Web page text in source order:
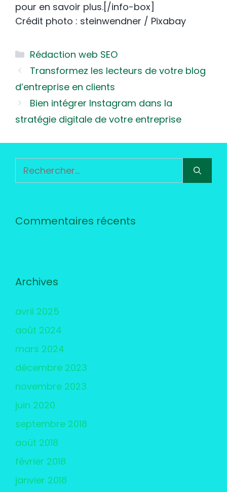
pour en savoir plus.[/info-box]
Crédit photo : steinwendner / Pixabay
Catégories
Rédaction web SEO
Transformez les lecteurs de votre blog
d’entreprise en clients
Bien intégrer Instagram dans la
stratégie digitale de votre entreprise
Rechercher :
Commentaires récents
Archives
avril 2025
août 2024
mars 2024
décembre 2023
novembre 2023
juin 2020
septembre 2018
août 2018
février 2018
janvier 2018